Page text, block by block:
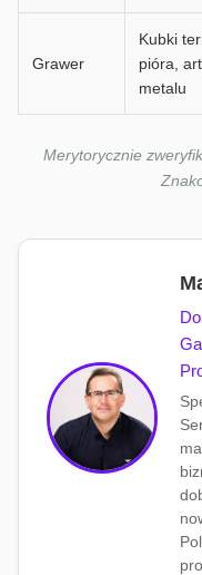
Grawer
Kubki
pióra,
metalu
Merytorycznie